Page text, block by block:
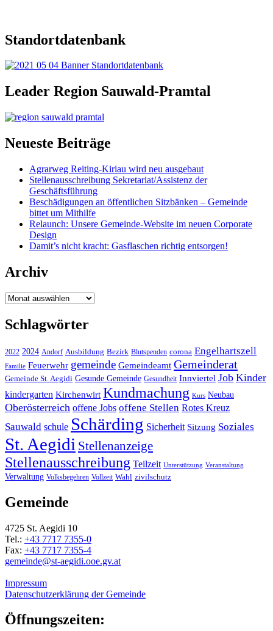
Standortdatenbank
Leader Region Sauwald-Pramtal
Neueste Beiträge
Agrarweg Reiting-Kiriau wird neu ausgebaut
Stellenausschreibung Sekretariat/Assistenz der
Geschäftsführung
Beschädigungen an öffentlichen Sitzbänken – Gemeinde
bittet um Mithilfe
Relaunch: Unsere Gemeinde-Website im neuen Corporate
Design
Damit’s nicht kracht: Gasflaschen richtig entsorgen!
Archiv
Archiv
Schlagwörter
2022 2024 Andorf Ausbildung Bezirk Blutspenden corona Engelhartszell
Familie Feuerwehr gemeinde Gemeindeamt Gemeinderat
Gemeinde St. Aegidi Gesunde Gemeinde Gesundheit Innviertel Job Kinder
kindergarten Kirchenwirt Kundmachung Kurs Neubau
Oberösterreich offene Jobs offene Stellen Rotes Kreuz
Sauwald schule Schärding Sicherheit Sitzung Soziales
St. Aegidi Stellenanzeige
Stellenausschreibung Teilzeit Unterstützung Veranstaltung
Verwaltung Volksbegehren Vollzeit Wahl zivilschutz
Gemeinde
4725 St. Aegidi 10
Tel.: +43 7717 7355-0
Fax: +43 7717 7355-4
gemeinde@st-aegidi.ooe.gv.at
Impressum
Datenschutzerklärung der Gemeinde
Öffnungszeiten: